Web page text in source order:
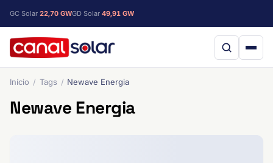
GC Solar 22,70 GWGD Solar 49,91 GW
Início Tags Newave Energia
Newave Energia